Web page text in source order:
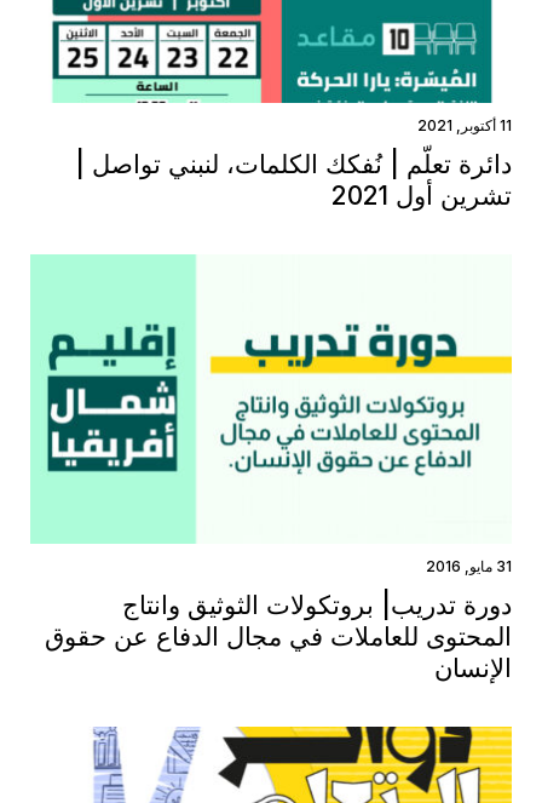
11 أكتوبر, 2021
دائرة تعلّم | نُفكك الكلمات، لنبني تواصل |
تشرين أول 2021
31 مايو, 2016
دورة تدريب| بروتكولات الثوثيق وانتاج
المحتوى للعاملات في مجال الدفاع عن حقوق
الإنسان